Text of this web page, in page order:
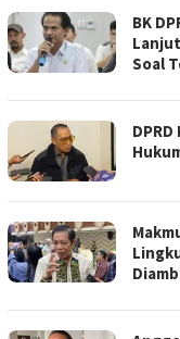
BK
Soal